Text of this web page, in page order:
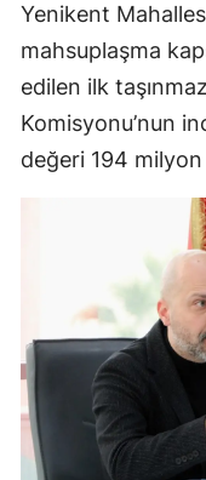
Yenikent
mahsuplaşma
edilen ilk
Komisyonu’nun
değeri 194